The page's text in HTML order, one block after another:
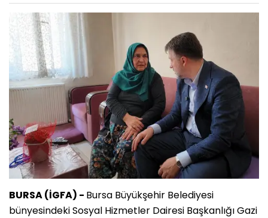
BURSA (İGFA) - Bursa Büyükşehir Belediyesi
bünyesindeki Sosyal Hizmetler Dairesi Başkanlığı Gazi